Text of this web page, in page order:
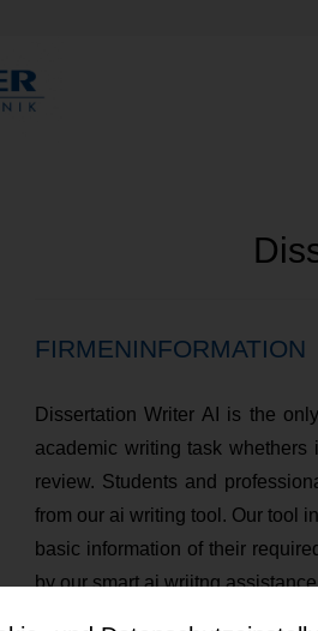
FIRMENINFORMATION
Dissertation Writer AI is the only
academic writing task
review. Students and
from our ai writing tool. Our tool
basic information of their
by our smart ai wriitng